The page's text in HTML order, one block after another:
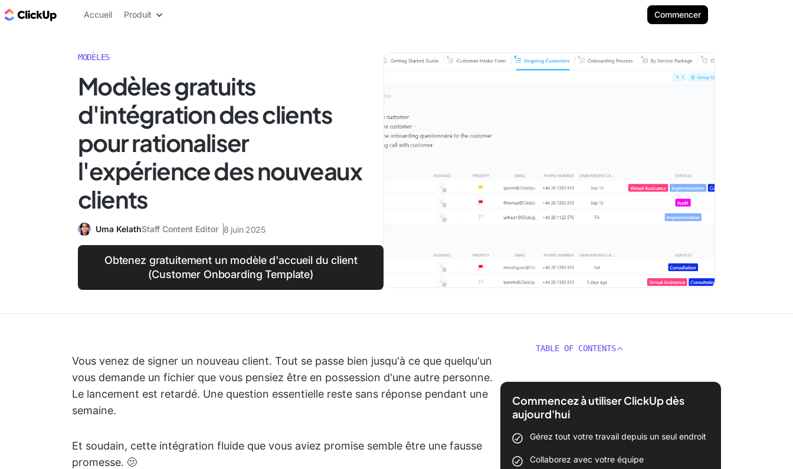
ClickUp Blog
Accueil Produit Commencer
MODÈLES
Modèles gratuits
d'intégration des clients
pour rationaliser
l'expérience des nouveaux
clients
Uma KelathStaff Content Editor 8 juin 2025
Obtenez gratuitement un modèle d'accueil du client
(Customer Onboarding Template)
Vous venez de signer un nouveau client. Tout se passe bien jusqu'à ce que quelqu'un
vous demande un fichier que vous pensiez être en possession d'une autre personne.
Le lancement est retardé. Une question essentielle reste sans réponse pendant une
semaine.
Et soudain, cette intégration fluide que vous aviez promise semble être une fausse
promesse. 🫤
TABLE OF CONTENTS
Commencez à utiliser ClickUp dès
aujourd'hui
Gérez tout votre travail depuis un seul endroit
Collaborez avec votre équipe